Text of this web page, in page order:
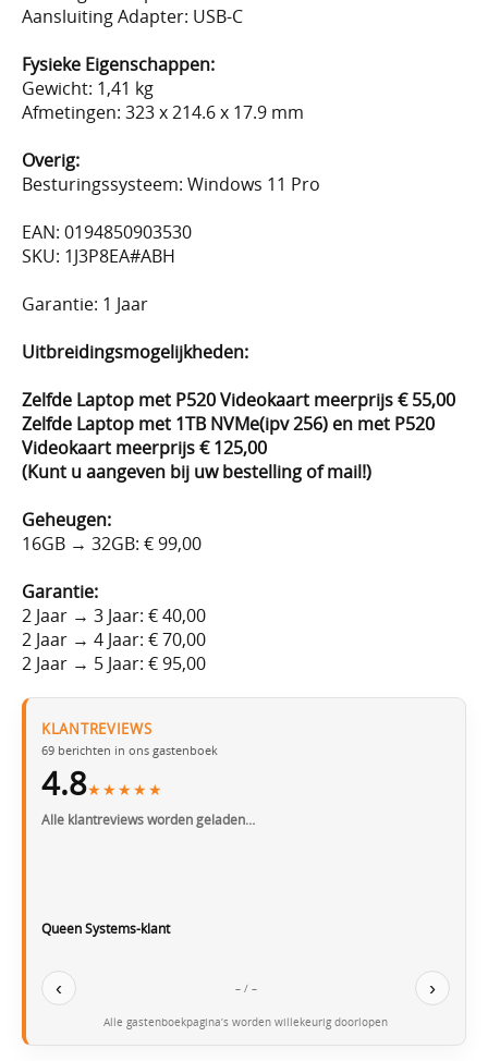
Aansluiting Adapter: USB-C
Fysieke Eigenschappen:
Gewicht: 1,41 kg
Afmetingen: 323 x 214.6 x 17.9 mm
Overig:
Besturingssysteem: Windows 11 Pro
EAN: 0194850903530
SKU: 1J3P8EA#ABH
Garantie: 1 Jaar
Uitbreidingsmogelijkheden:
Zelfde Laptop met P520 Videokaart meerprijs € 55,00
Zelfde Laptop met 1TB NVMe(ipv 256) en met P520
Videokaart meerprijs € 125,00
(Kunt u aangeven bij uw bestelling of mail!)
Geheugen:
16GB → 32GB: € 99,00
Garantie:
2 Jaar → 3 Jaar: € 40,00
2 Jaar → 4 Jaar: € 70,00
2 Jaar → 5 Jaar: € 95,00
KLANTREVIEWS
69 berichten in ons gastenboek
4.8★★★★★
Alle klantreviews worden geladen…
Queen Systems-klant
‹ – / – ›
Alle gastenboekpagina’s worden willekeurig doorlopen